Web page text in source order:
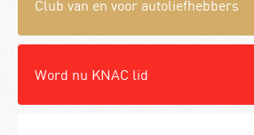
Club van en voor autoliefhebbers
Word nu KNAC lid